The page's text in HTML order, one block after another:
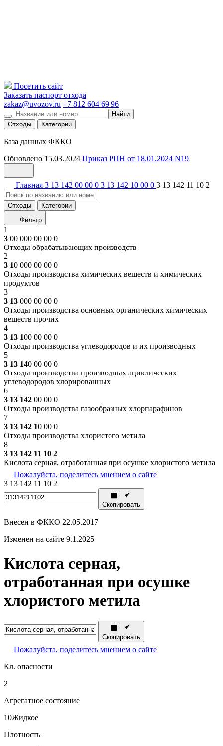
Посетить сайт
Заказать паспорт отхода
zakaz@uvozov.ru +7 812 604 69 96
Найти
Отходы
Категории
База данных ФККО
Обновлено 15.03.2024 Приказ РПН от 18.01.2024 N19
Главная 3 13 142 00 00 0 3 13 142 10 00 0 3 13 142 11 10 2
Отходы
Категории
Фильтр
1
3 00 000 00 00 0
Отходы обрабатывающих производств
2
3 10 000 00 00 0
Отходы производства химических веществ и химических
продуктов
3
3 13 000 00 00 0
Отходы производства основных органических химических
веществ прочих
4
3 13 100 00 00 0
Отходы производства углеводородов и их производных
5
3 13 140 00 00 0
Отходы производства производных ациклических
углеводородов хлорированных
6
3 13 142 00 00 0
Отходы производства газообразных хлорпарафинов
7
3 13 142 10 00 0
Отходы производства хлористого метила
8
3 13 142 11 10 2
Кислота серная, отработанная при осушке хлористого метила
Пожалуйста, поделитесь мнением о сайте
3 13 142 11 10 2
Скопировать
Внесен в ФККО 22.05.2017
Изменен на сайте 9.1.2025
Кислота серная,
отработанная при осушке
хлористого метила
Скопировать
Пожалуйста, поделитесь мнением о сайте
Кл. опасности
2
Агрегатное состояние
10Жидкое
Плотность